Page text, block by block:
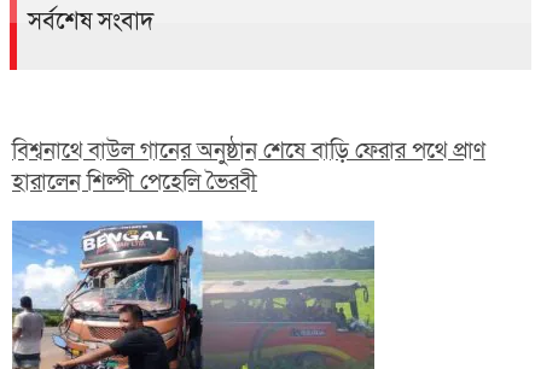
সর্বশেষ সংবাদ
বিশ্বনাথে বাউল গানের অনুষ্ঠান শেষে বাড়ি ফেরার পথে প্রাণ
হারালেন শিল্পী পেহেলি ভৈরবী